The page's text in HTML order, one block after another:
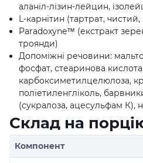
аланіл-лізин-лейцин,
L-карнітин (тартрат, чистий,
Paradoxyne™ (екстракт
троянди)
Допоміжні речовини:
фосфат, стеаринова
карбоксиметилцелюлоза,
поліетиленгліколь,
(сукралоза, ацесульфам К),
Склад на
Компонент